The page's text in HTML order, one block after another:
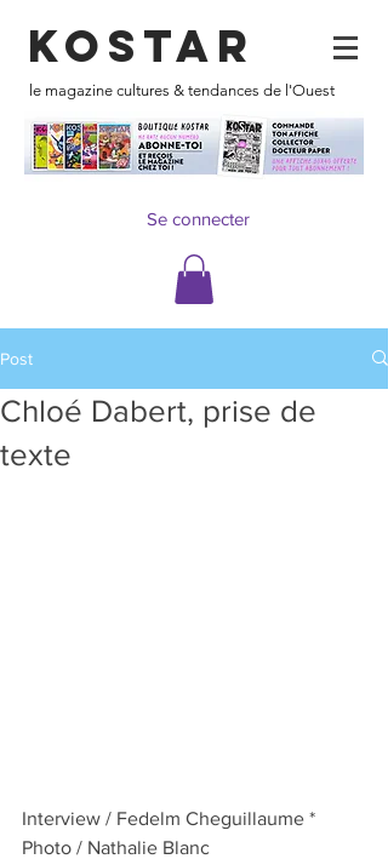
KOSTAR
le magazine cultures & tendances de l'Ouest
Se connecter
Post
Chloé Dabert, prise de
texte
Interview / Fedelm Cheguillaume *
Photo / Nathalie Blanc